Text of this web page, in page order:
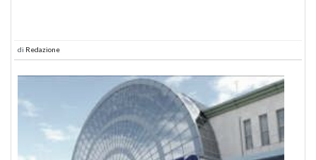
di Redazione